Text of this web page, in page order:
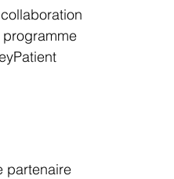
partenaire